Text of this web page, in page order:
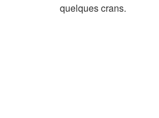
quelques crans.